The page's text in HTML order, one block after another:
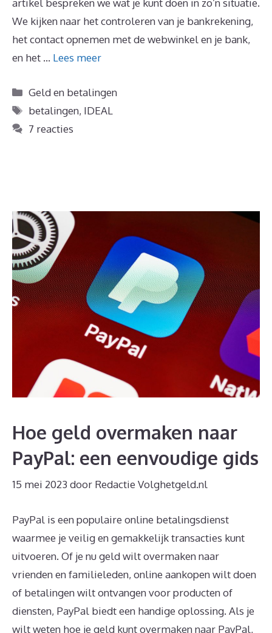
We kijken naar het controleren van je bankrekening,
het contact opnemen met de webwinkel en je bank,
en het … Lees meer
Categorieën
Geld en betalingen
Tags
betalingen, IDEAL
7 reacties
Hoe geld overmaken naar
PayPal: een eenvoudige gids
15 mei 2023 door Redactie Volghetgeld.nl
PayPal is een populaire online betalingsdienst
waarmee je veilig en gemakkelijk transacties kunt
uitvoeren. Of je nu geld wilt overmaken naar
vrienden en familieleden, online aankopen wilt doen
of betalingen wilt ontvangen voor producten of
diensten, PayPal biedt een handige oplossing. Als je
wilt weten hoe je geld kunt overmaken naar PayPal,